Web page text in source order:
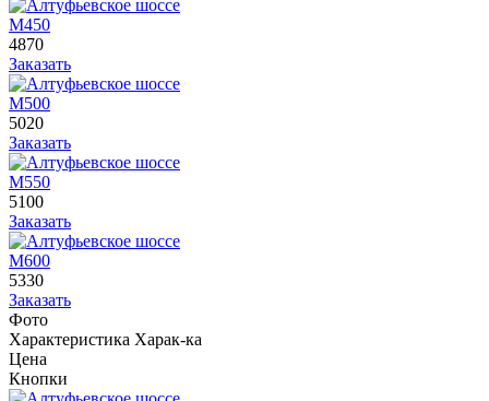
М450
4870
Заказать
М500
5020
Заказать
М550
5100
Заказать
М600
5330
Заказать
Фото
Характеристика Харак-ка
Цена
Кнопки